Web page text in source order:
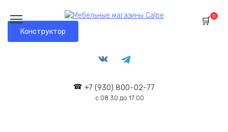
Конструктор
+7 (930) 800-02-77
с 08:30 до 17:00
0